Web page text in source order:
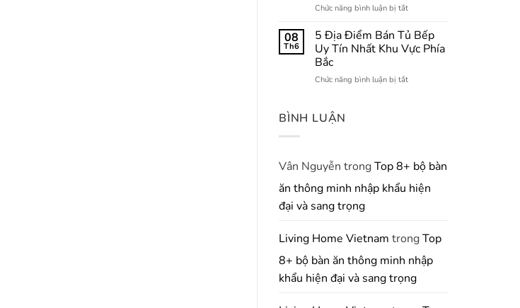
Kế
Thất
Bếp
Minh:
Tủ
Bếp
L
Dụng
Chức năng bình luận bị tắtở
Mí
5
Bí
Mua
Đẹp
Chất
08
Th6
5 Địa Điểm Bán Tủ Bếp
Uy Tín Nhất Khu Vực Phía
Bắc
Chức năng bình luận bị tắtở
Uy
Nhất
Bắc
BÌNH LUẬN
Vân Nguyễn trongTop 8+ bộ bàn
ăn thông minh nhập khẩu hiện
đại và sang trọng
Living Home Vietnam trongTop
8+ bộ bàn ăn thông minh nhập
khẩu hiện đại và sang trọng